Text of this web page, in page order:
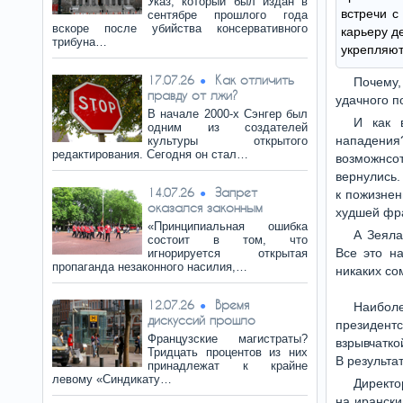
сентябре прошлого года
вскоре после убийства консервативного
трибуна…
17.07.26
Как отличить
правду от лжи?
В начале 2000-х Сэнгер был
одним из создателей
культуры открытого
редактирования. Сегодня он стал…
14.07.26
Запрет
оказался законным
«Принципиальная ошибка
состоит в том, что
игнорируется открытая
пропаганда незаконного насилия,…
12.07.26
Время
дискуссий прошло
Французские магистраты?
Тридцать процентов из них
принадлежат к крайне
левому «Синдикату…
встречи
карьеру
удачного
И как
к
худшей
А
Все это
никаких
В